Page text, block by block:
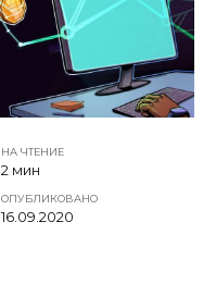
НА ЧТЕНИЕ
2 мин
ОПУБЛИКОВАНО
16.09.2020